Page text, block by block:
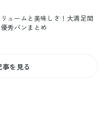
リュームと美味しさ！大満足間
秀パンまとめ
を見る